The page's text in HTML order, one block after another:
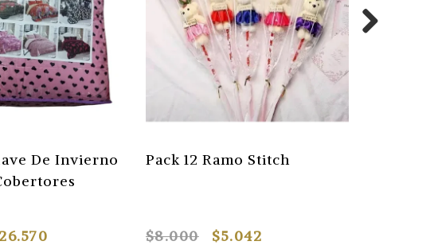
De Invierno
Pack 12 Ramo Stitch
$8.000 $5.042